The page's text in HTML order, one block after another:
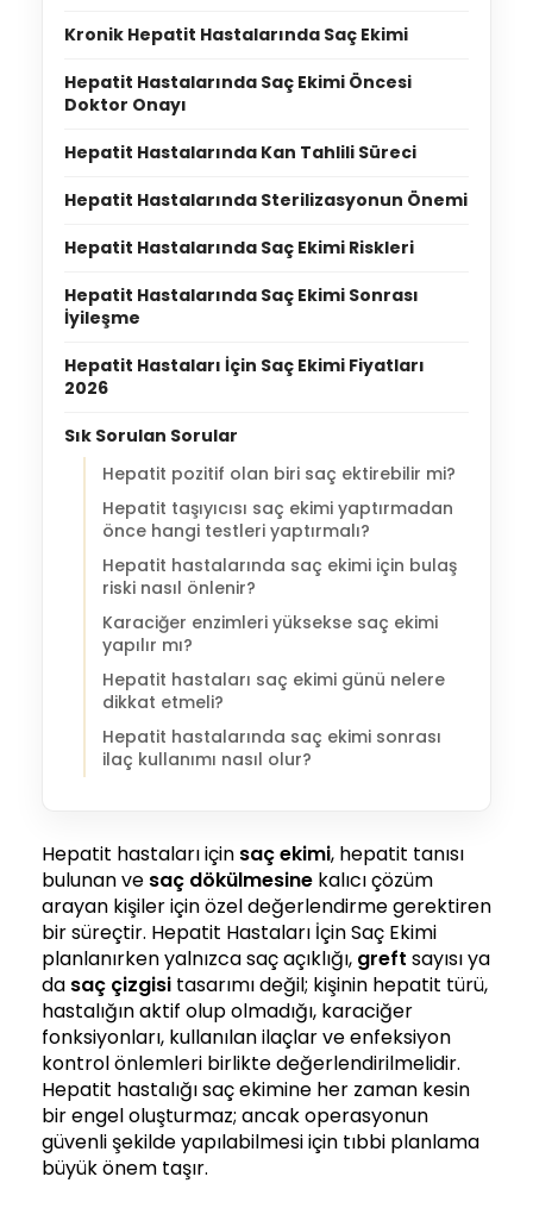
Kronik Hepatit Hastalarında Saç Ekimi
Hepatit Hastalarında Saç Ekimi Öncesi
Doktor Onayı
Hepatit Hastalarında Kan Tahlili Süreci
Hepatit Hastalarında Sterilizasyonun Önemi
Hepatit Hastalarında Saç Ekimi Riskleri
Hepatit Hastalarında Saç Ekimi Sonrası
İyileşme
Hepatit Hastaları İçin Saç Ekimi Fiyatları
2026
Sık Sorulan Sorular
Hepatit pozitif olan biri saç ektirebilir mi?
Hepatit taşıyıcısı saç ekimi yaptırmadan
önce hangi testleri yaptırmalı?
Hepatit hastalarında saç ekimi için bulaş
riski nasıl önlenir?
Karaciğer enzimleri yüksekse saç ekimi
yapılır mı?
Hepatit hastaları saç ekimi günü nelere
dikkat etmeli?
Hepatit hastalarında saç ekimi sonrası
ilaç kullanımı nasıl olur?
Hepatit hastaları için saç ekimi, hepatit tanısı
bulunan ve saç dökülmesine kalıcı çözüm
arayan kişiler için özel değerlendirme gerektiren
bir süreçtir. Hepatit Hastaları İçin Saç Ekimi
planlanırken yalnızca saç açıklığı, greft sayısı ya
da saç çizgisi tasarımı değil; kişinin hepatit türü,
hastalığın aktif olup olmadığı, karaciğer
fonksiyonları, kullanılan ilaçlar ve enfeksiyon
kontrol önlemleri birlikte değerlendirilmelidir.
Hepatit hastalığı saç ekimine her zaman kesin
bir engel oluşturmaz; ancak operasyonun
güvenli şekilde yapılabilmesi için tıbbi planlama
büyük önem taşır.